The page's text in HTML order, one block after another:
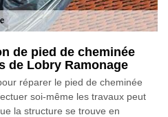
de pied de cheminée
de Lobry Ramonage
réparer le pied de cheminée
soi-même les travaux peut
la structure se trouve en